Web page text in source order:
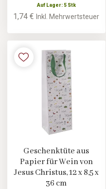
Auf Lager: 5 Stk
1,74 €Inkl. Mehrwertsteuer
Geschenktüte aus
Papier für Wein von
Jesus Christus, 12 x 8,5 x
36 cm